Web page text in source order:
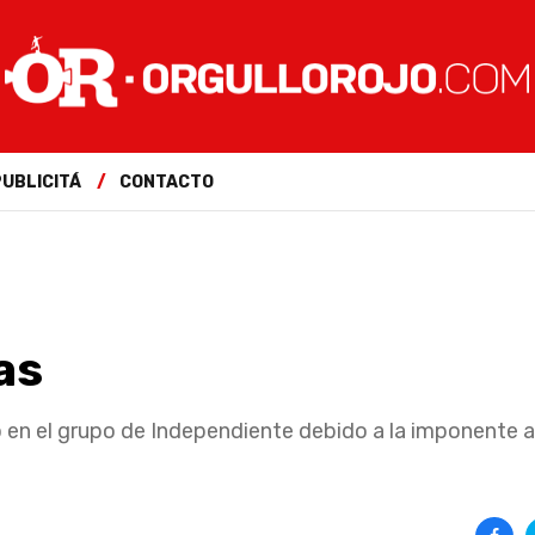
CONTACTO
el grupo de Independiente debido a la imponente